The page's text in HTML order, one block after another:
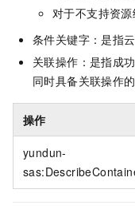
对于不支持资
条件关键字：是指
关联操作：是指成
同时具备关联操作
操作
yundun-